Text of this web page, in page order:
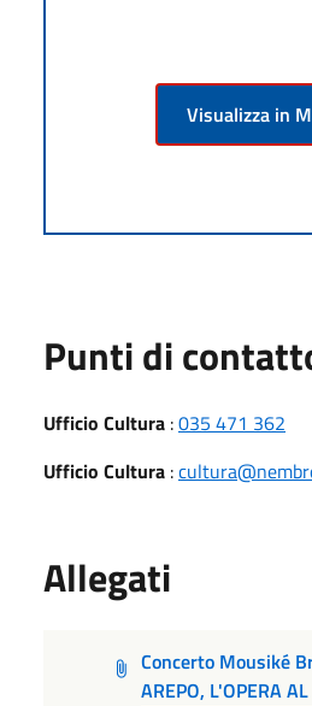
Visualizza in
Punti di
Ufficio Cultura :035 471 362
Ufficio Cultura :
Allegati
Concerto Mousiké
AREPO, L'OPERA